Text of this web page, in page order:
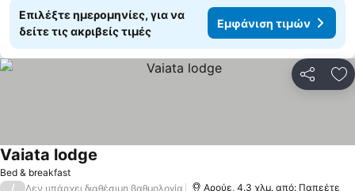
Επιλέξτε ημερομηνίες, για να
δείτε τις ακριβείς τιμές
Εμφάνιση τιμών
Bed & breakfast
Vaiata lodge
/ Δεν υπάρχει διαθέσιμη βαθμολογία Αρούε, 4.3 χλμ. από: Παπεέτε